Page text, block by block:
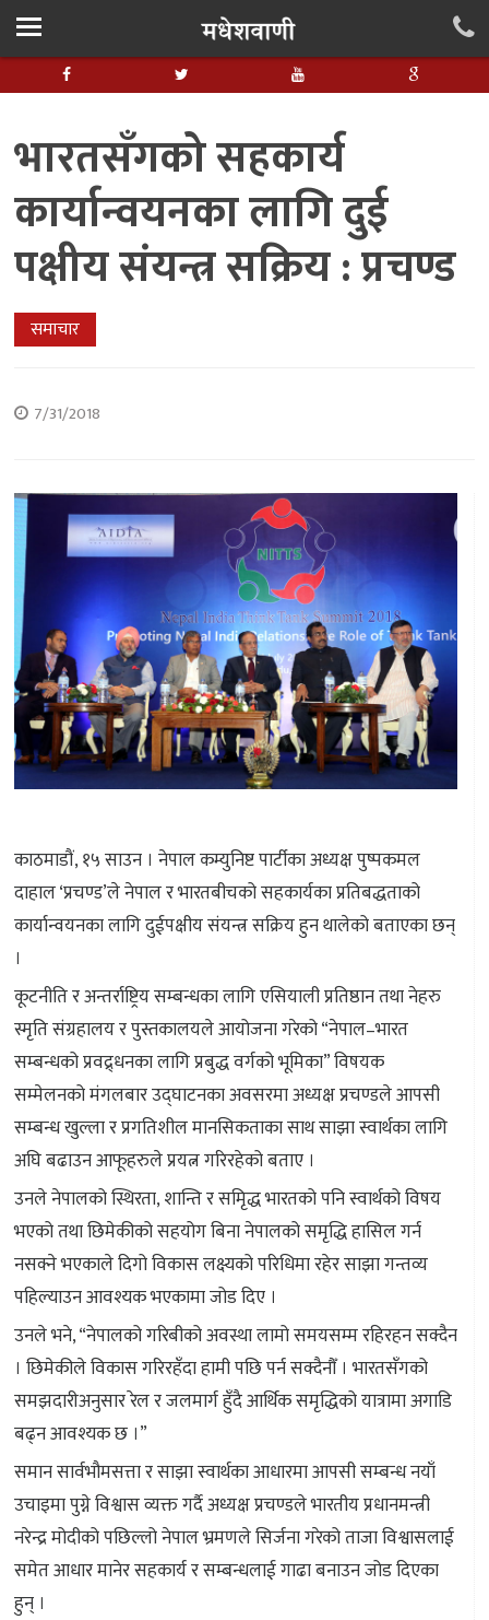
भारतसँगको सहकार्य
कार्यान्वयनका लागि दुई
पक्षीय संयन्त्र सक्रिय : प्रचण्ड
समाचार
7/31/2018
काठमाडौं, १५ साउन । नेपाल कम्युनिष्ट पार्टीका अध्यक्ष पुष्पकमल
दाहाल ‘प्रचण्ड’ले नेपाल र भारतबीचको सहकार्यका प्रतिबद्धताको
कार्यान्वयनका लागि दुईपक्षीय संयन्त्र सक्रिय हुन थालेको बताएका छन्
।
कूटनीति र अन्तर्राष्ट्रिय सम्बन्धका लागि एसियाली प्रतिष्ठान तथा नेहरु
स्मृति संग्रहालय र पुस्तकालयले आयोजना गरेको “नेपाल–भारत
सम्बन्धको प्रवद्र्धनका लागि प्रबुद्ध वर्गको भूमिका” विषयक
सम्मेलनको मंगलबार उद्घाटनका अवसरमा अध्यक्ष प्रचण्डले आपसी
सम्बन्ध खुल्ला र प्रगतिशील मानसिकताका साथ साझा स्वार्थका लागि
अघि बढाउन आफूहरुले प्रयत्न गरिरहेको बताए ।
उनले नेपालको स्थिरता, शान्ति र समृिद्ध भारतको पनि स्वार्थको विषय
भएको तथा छिमेकीको सहयोग बिना नेपालको समृद्धि हासिल गर्न
नसक्ने भएकाले दिगो विकास लक्ष्यको परिधिमा रहेर साझा गन्तव्य
पहिल्याउन आवश्यक भएकामा जोड दिए ।
उनले भने, “नेपालको गरिबीको अवस्था लामो समयसम्म रहिरहन सक्दैन
। छिमेकीले विकास गरिरहँदा हामी पछि पर्न सक्दैनौँ । भारतसँगको
समझदारीअनुसार रेल र जलमार्ग हुँदै आर्थिक समृद्धिको यात्रामा अगाडि
बढ्न आवश्यक छ ।”
समान सार्वभौमसत्ता र साझा स्वार्थका आधारमा आपसी सम्बन्ध नयाँ
उचाइमा पुग्ने विश्वास व्यक्त गर्दै अध्यक्ष प्रचण्डले भारतीय प्रधानमन्त्री
नरेन्द्र मोदीको पछिल्लो नेपाल भ्रमणले सिर्जना गरेको ताजा विश्वासलाई
समेत आधार मानेर सहकार्य र सम्बन्धलाई गाढा बनाउन जोड दिएका
हुन् ।